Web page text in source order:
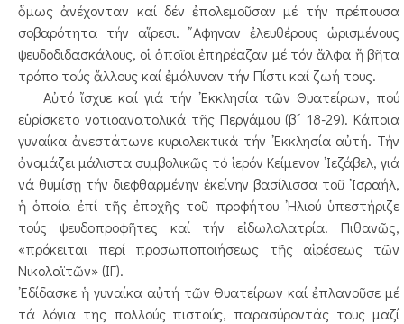
ὅμως ἀνέχονταν καί δέν ἐπολεμοῦσαν μέ τήν πρέπουσα
σοβαρότητα τήν αἵρεσι. ῎Αφηναν ἐλευθέρους ὡρισμένους
ψευδοδιδασκάλους, οἱ ὁποῖοι ἐπηρέαζαν μέ τόν ἄλφα ἤ βῆτα
τρόπο τούς ἄλλους καί ἐμόλυναν τήν Πίστι καί ζωή τους.
Αὐτό ἴσχυε καί γιά τήν ᾿Εκκλησία τῶν Θυατείρων, πού
εὑρίσκετο νοτιοανατολικά τῆς Περγάμου (β´ 18-29). Κάποια
γυναίκα ἀνεστάτωνε κυριολεκτικά τήν ᾿Εκκλησία αὐτή. Τήν
ὀνομάζει μάλιστα συμβολικῶς τό ἱερόν Κείμενον ᾿Ιεζάβελ, γιά
νά θυμίσῃ τήν διεφθαρμένην ἐκείνην βασίλισσα τοῦ ᾿Ισραήλ,
ἡ ὁποία ἐπί τῆς ἐποχῆς τοῦ προφήτου ᾿Ηλιού ὑπεστήριζε
τούς ψευδοπροφῆτες καί τήν εἰδωλολατρία. Πιθανῶς,
«πρόκειται περί προσωποποιήσεως τῆς αἱρέσεως τῶν
Νικολαϊτῶν» (ΙΓ).
᾿Εδίδασκε ἡ γυναίκα αὐτή τῶν Θυατείρων καί ἐπλανοῦσε μέ
τά λόγια της πολλούς πιστούς, παρασύροντάς τους μαζί